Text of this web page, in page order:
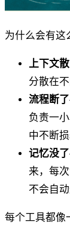
为什么会有这
上下文
分散在
流程断了
负责一
中不断损
记忆没了
来，每
不会自
每个工具都像